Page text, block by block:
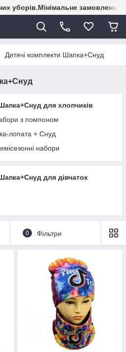
уборів.Мінімальне замовлення
Дитячі комплекти Шапка+Снуд
для хлопчиків
з помпоном
лопата + Снуд
набори
для дівчаток
0 Фільтри